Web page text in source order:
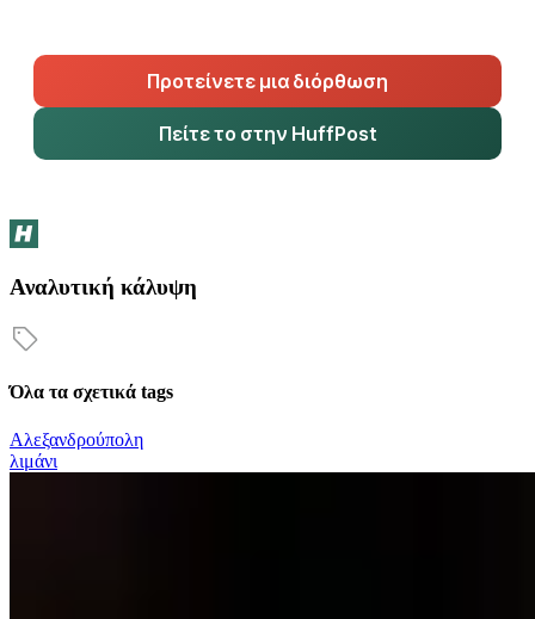
Προτείνετε μια διόρθωση
Πείτε το στην HuffPost
Αναλυτική κάλυψη
Όλα τα σχετικά tags
Αλεξανδρούπολη
λιμάνι